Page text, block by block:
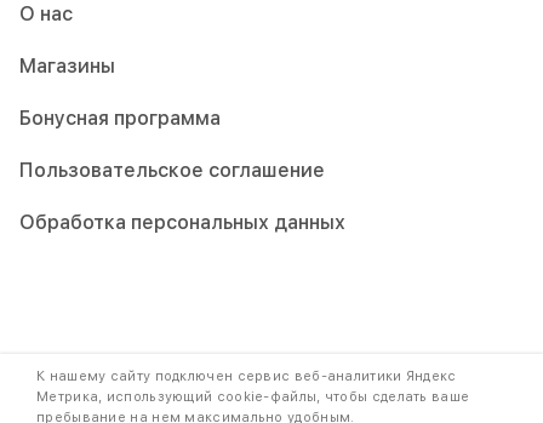
О нас
Магазины
Бонусная программа
Пользовательское соглашение
Обработка персональных данных
Copyright © 2009-2026. При использовании контента ссылка на
наш сайт обязательна.
К нашему сайту подключен сервис веб-аналитики Яндекс
Метрика, использующий cookie-файлы, чтобы сделать ваше
пребывание на нем максимально удобным.